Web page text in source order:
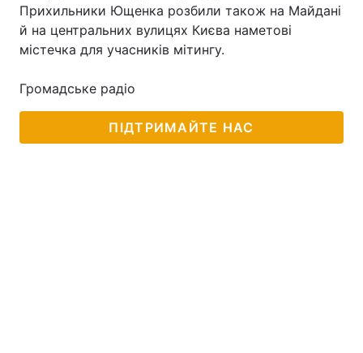
Економіка Світ
Спорт Наука
Техно і зв'язок
Інциденти
Прихильники Ющенка розбили також на Майдані
й на центральних вулицях Києва наметові
містечка для учасників мітингу.
Громадське радіо
ПІДТРИМАЙТЕ НАС